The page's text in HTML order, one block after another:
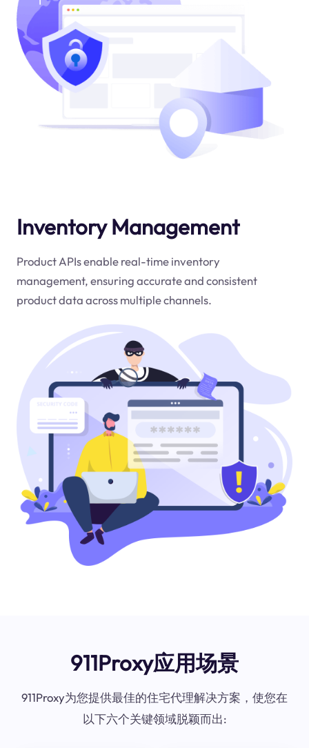
Inventory Management
Product APIs enable real-time inventory
management, ensuring accurate and consistent
product data across multiple channels.
911Proxy应用场景
911Proxy为您提供最佳的住宅代理解决方案，使您在
以下六个关键领域脱颖而出: